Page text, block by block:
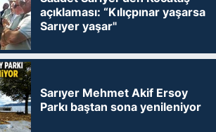
açıklaması: “Kılıçpınar yaşarsa
Sarıyer yaşar"
Sarıyer Mehmet Akif Ersoy
Parkı baştan sona yenileniyor